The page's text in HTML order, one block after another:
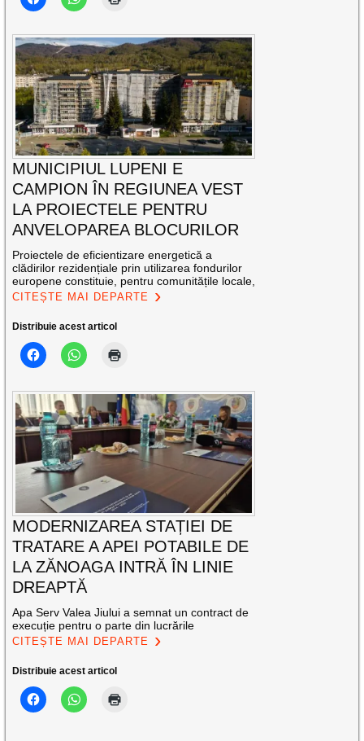
MUNICIPIUL LUPENI E
CAMPION ÎN REGIUNEA VEST
LA PROIECTELE PENTRU
ANVELOPAREA BLOCURILOR
Proiectele de eficientizare energetică a
clădirilor rezidențiale prin utilizarea fondurilor
europene constituie, pentru comunitățile locale,
CITEȘTE MAI DEPARTE
Distribuie acest articol
MODERNIZAREA STAȚIEI DE
TRATARE A APEI POTABILE DE
LA ZĂNOAGA INTRĂ ÎN LINIE
DREAPTĂ
Apa Serv Valea Jiului a semnat un contract de
execuție pentru o parte din lucrările
CITEȘTE MAI DEPARTE
Distribuie acest articol